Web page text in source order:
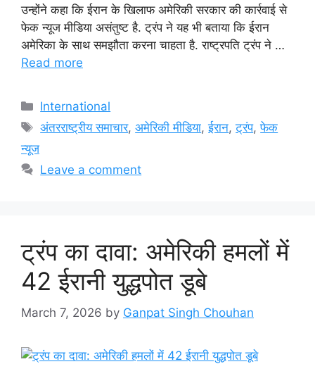
उन्होंने कहा कि ईरान के खिलाफ अमेरिकी सरकार की कार्रवाई से
फेक न्यूज मीडिया असंतुष्ट है. ट्रंप ने यह भी बताया कि ईरान
अमेरिका के साथ समझौता करना चाहता है. राष्ट्रपति ट्रंप ने …
Read more
Categories
International
Tags
अंतरराष्ट्रीय समाचार,अमेरिकी मीडिया,ईरान,ट्रंप,फेक
न्यूज
Leave a comment
ट्रंप का दावा: अमेरिकी हमलों में
42 ईरानी युद्धपोत डूबे
March 7, 2026 by Ganpat Singh Chouhan